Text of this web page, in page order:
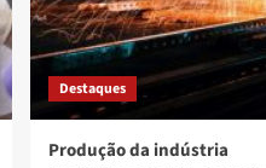
Destaques
Produção da indústria